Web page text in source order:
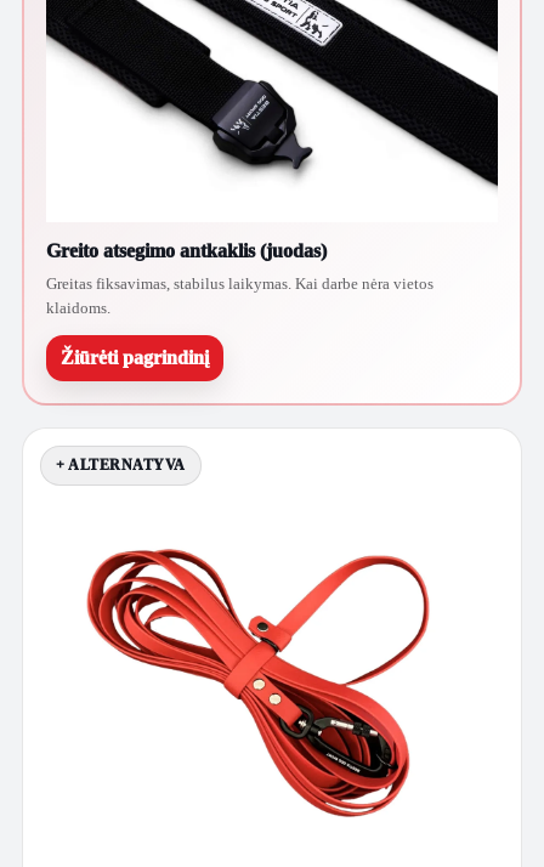
Greito atsegimo antkaklis (juodas)
Greitas fiksavimas, stabilus laikymas. Kai darbe nėra vietos
klaidoms.
Žiūrėti pagrindinį
+ ALTERNATYVA